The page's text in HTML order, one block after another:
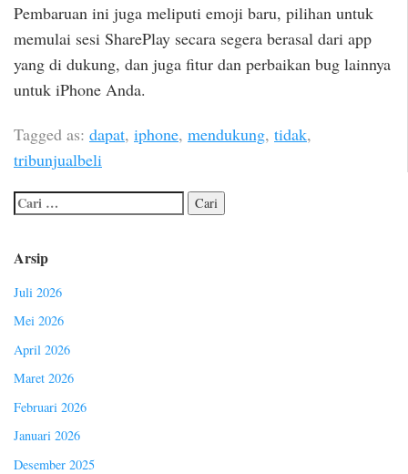
Pembaruan ini juga meliputi emoji baru, pilihan untuk
memulai sesi SharePlay secara segera berasal dari app
yang di dukung, dan juga fitur dan perbaikan bug lainnya
untuk iPhone Anda.
Tagged as: dapat, iphone, mendukung, tidak,
tribunjualbeli
Arsip
Juli 2026
Mei 2026
April 2026
Maret 2026
Februari 2026
Januari 2026
Desember 2025